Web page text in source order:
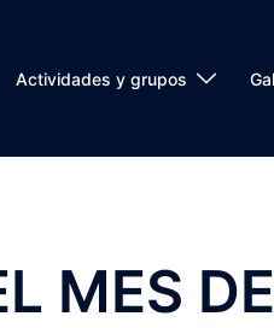
Actividades y grupos
MES DE